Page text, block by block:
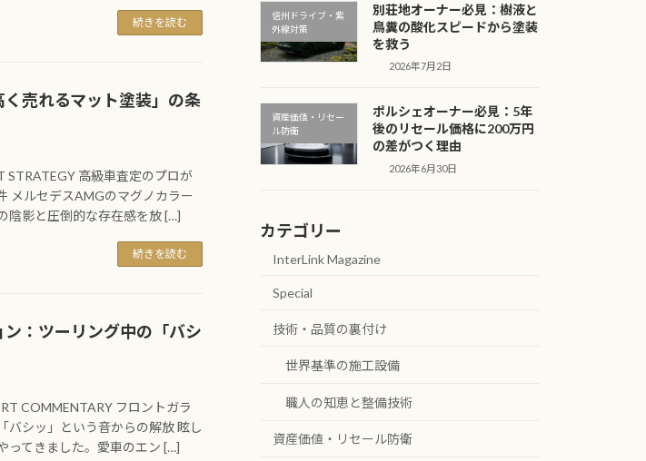
続きを読む
売れるマット塗装」の条
高級車査定のプロが
メルセデスAMGのマグノカラー
陰影と圧倒的な存在感を放 […]
続きを読む
：ツーリング中の「バシ
COMMENTARY フロントガラ
バシッ」という音からの解放 眩し
ってきました。愛車のエン […]
信州ドライブ・紫
外線対策
別荘地オーナー必見：樹液と
鳥糞の酸化スピードから塗装
を救う
2026年7月2日
資産価値・リセー
ル防衛
ポルシェオーナー必見：5年
後のリセール価格に200万円
の差がつく理由
2026年6月30日
カテゴリー
InterLink Magazine
Special
技術・品質の裏付け
世界基準の施工設備
職人の知恵と整備技術
資産価値・リセール防衛